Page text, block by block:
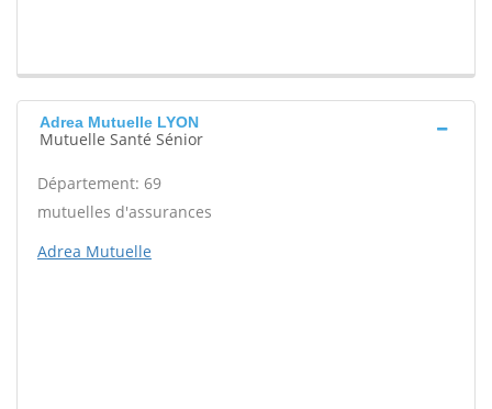
Adrea Mutuelle LYON
Mutuelle Santé Sénior
Département: 69
mutuelles d'assurances
Adrea Mutuelle